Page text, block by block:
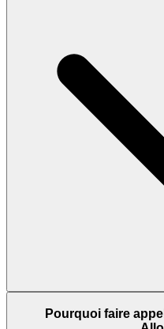
Pourquoi faire